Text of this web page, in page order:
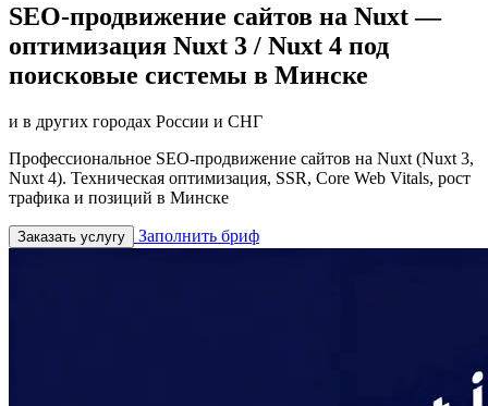
SEO-продвижение сайтов на Nuxt —
оптимизация Nuxt 3 / Nuxt 4 под
поисковые системы в Минске
и в других городах России и СНГ
Профессиональное SEO-продвижение сайтов на Nuxt (Nuxt 3,
Nuxt 4). Техническая оптимизация, SSR, Core Web Vitals, рост
трафика и позиций в Минске
Заказать услугу Заполнить бриф